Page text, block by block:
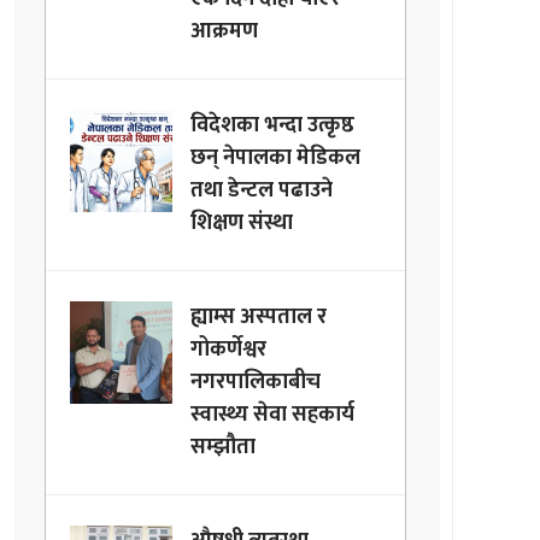
आक्रमण
विदेशका भन्दा उत्कृष्ठ
छन् नेपालका मेडिकल
तथा डेन्टल पढाउने
शिक्षण संस्था
ह्याम्स अस्पताल र
गोकर्णेश्वर
नगरपालिकाबीच
स्वास्थ्य सेवा सहकार्य
सम्झौता